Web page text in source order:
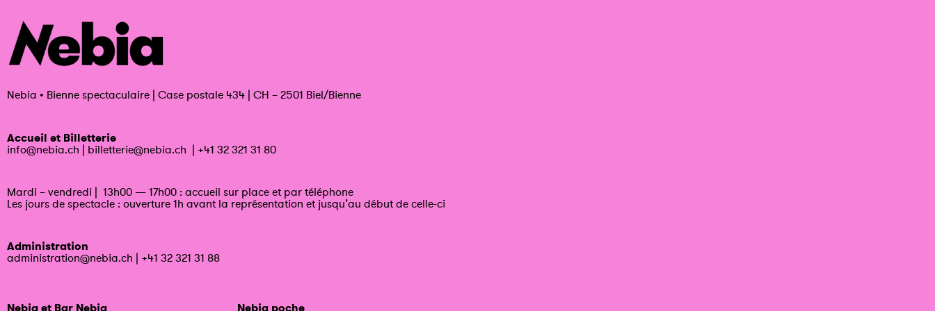
Nebia • Bienne spectaculaire | Case postale 434 | CH – 2501 Biel/Bienne
Accueil et Billetterie
info@nebia.ch | billetterie@nebia.ch | +41 32 321 31 80
Mardi – vendredi | 13h00 — 17h00 : accueil sur place et par téléphone
Les jours de spectacle : ouverture 1h avant la représentation et jusqu’au début de celle-ci
Administration
administration@nebia.ch | +41 32 321 31 88
Nebia et Bar Nebia Nebia poche